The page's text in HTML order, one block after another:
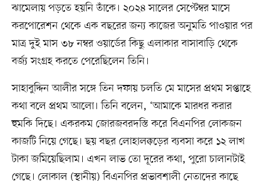
ঝামেলায় পড়তে হয়নি তাঁকে। ২০২৪ সালের সেপ্টেম্বর মাসে
করপোরেশন থেকে এক বছরের জন্য কাজের অনুমতি পাওয়ার পর
মাত্র দুই মাস ৩৮ নম্বর ওয়ার্ডের কিছু এলাকার বাসাবাড়ি থেকে
বর্জ্য সংগ্রহ করতে পেরেছিলেন তিনি।
সাহাবুদ্দিন আলীর সঙ্গে তিন দফায় চলতি মে মাসের প্রথম সপ্তাহে
কথা বলে প্রথম আলো। তিনি বলেন, ‘আমাকে মারধর করার
হুমকি দিছে। একরকম জোরজবরদস্তি করে বিএনপির লোকজন
কাজটি নিয়ে গেছে। ছয় বছর লোহালক্কড়ের ব্যবসা করে ১২ লাখ
টাকা জমিয়েছিলাম। এখন লাভ তো দূরের কথা, পুরো চালানটাই
গেছে। লোকাল (স্থানীয়) বিএনপির প্রভাবশালী নেতাদের কাছে